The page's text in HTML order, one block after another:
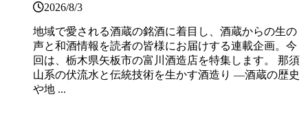
2026/8/3
地域で愛される酒蔵の銘酒に着目し、酒蔵からの生の
声と和酒情報を読者の皆様にお届けする連載企画。今
回は、栃木県矢板市の富川酒造店を特集します。 那須
山系の伏流水と伝統技術を生かす酒造り ―酒蔵の歴史
や地 ...